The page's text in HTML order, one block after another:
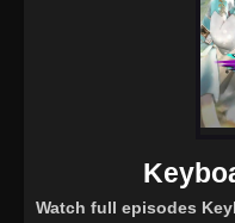
Watch full episodes